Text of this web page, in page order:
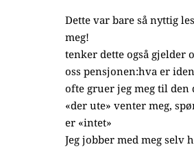
Dette var bare så nyttig
meg!
tenker dette også gjelder
oss pensjonen:hva er
ofte gruer jeg meg til den
«der ute» venter meg,
er «intet»
Jeg jobber med meg selv